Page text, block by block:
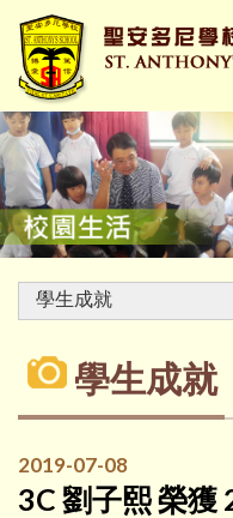
學生成就
2019-07-08
3C 劉子熙 榮